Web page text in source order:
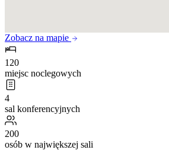
Zobacz na mapie
120
miejsc noclegowych
4
sal konferencyjnych
200
osób w największej sali